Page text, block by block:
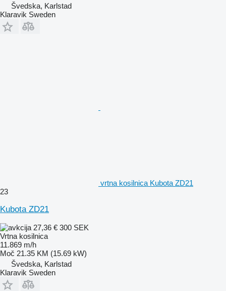
Švedska, Karlstad
Klaravik Sweden
vrtna kosilnica Kubota ZD21
23
Kubota ZD21
27,36 € 300 SEK
Vrtna kosilnica
11.869 m/h
Moč 21.35 KM (15.69 kW)
Švedska, Karlstad
Klaravik Sweden